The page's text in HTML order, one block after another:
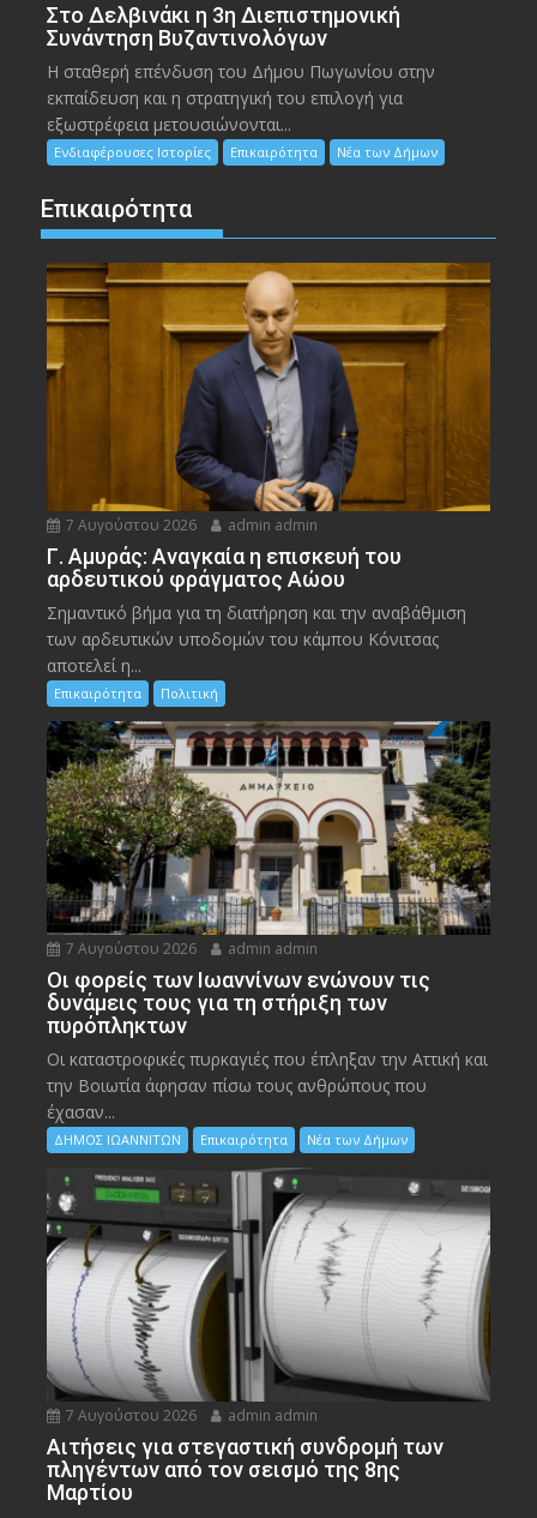
Στο Δελβινάκι η 3η Διεπιστημονική
Συνάντηση Βυζαντινολόγων
Η σταθερή επένδυση του Δήμου Πωγωνίου στην
εκπαίδευση και η στρατηγική του επιλογή για
εξωστρέφεια μετουσιώνονται...
Ενδιαφέρουσες Ιστορίες Επικαιρότητα Νέα των Δήμων
Επικαιρότητα
7 Αυγούστου 2026 admin admin
Γ. Αμυράς: Αναγκαία η επισκευή του
αρδευτικού φράγματος Αώου
Σημαντικό βήμα για τη διατήρηση και την αναβάθμιση
των αρδευτικών υποδομών του κάμπου Κόνιτσας
αποτελεί η...
Επικαιρότητα Πολιτική
7 Αυγούστου 2026 admin admin
Οι φορείς των Ιωαννίνων ενώνουν τις
δυνάμεις τους για τη στήριξη των
πυρόπληκτων
Οι καταστροφικές πυρκαγιές που έπληξαν την Αττική και
την Bοιωτία άφησαν πίσω τους ανθρώπους που
έχασαν...
ΔΗΜΟΣ ΙΩΑΝΝΙΤΩΝ Επικαιρότητα Νέα των Δήμων
7 Αυγούστου 2026 admin admin
Αιτήσεις για στεγαστική συνδρομή των
πληγέντων από τον σεισμό της 8ης
Μαρτίου